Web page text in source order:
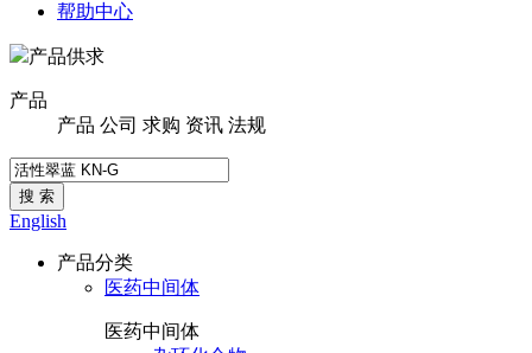
帮助中心
产品供求
产品
产品 公司 求购 资讯 法规
搜 索
English
产品分类
医药中间体
医药中间体